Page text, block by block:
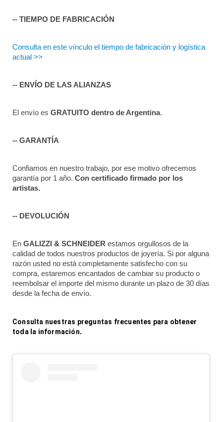
-- TIEMPO DE FABRICACIÓN
Consulta en este vínculo el tiempo de fabricación y logística
actual >>
-- ENVÍO DE LAS ALIANZAS
El envío es GRATUITO dentro de Argentina.
-- GARANTÍA
Confiamos en nuestro trabajo, por ese motivo ofrecemos
garantía por 1 año. Con certificado firmado por los
artistas.
-- DEVOLUCIÓN
En GALIZZI & SCHNEIDER estamos orgullosos de la
calidad de todos nuestros productos de joyería. Si por alguna
razón usted no está completamente satisfecho con su
compra, estaremos encantados de cambiar su producto o
reembolsar el importe del mismo durante un plazo de 30 días
desde la fecha de envío.
Consulta nuestras preguntas frecuentes para obtener
toda la información.